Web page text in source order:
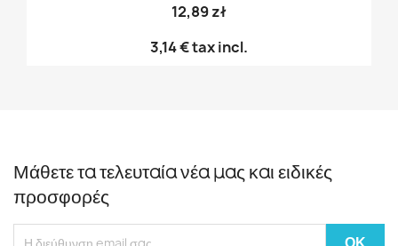
12,89 zł
3,14 €tax incl.
Μάθετε τα τελευταία νέα μας και ειδικές
προσφορές